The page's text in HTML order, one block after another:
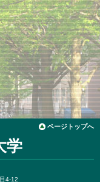
ページトップへ
学
4-12